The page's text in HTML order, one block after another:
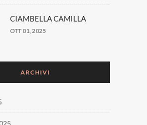
CIAMBELLA CAMILLA
OTT 01, 2025
ARCHIVI